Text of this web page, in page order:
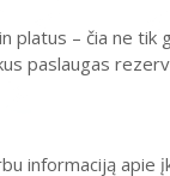
– čia ne tik
paslaugas
informaciją